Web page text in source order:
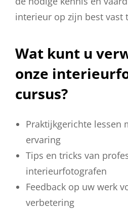
interieur op zijn best vast
Wat kunt u
onze
cursus?
Praktijkgerichte lessen
ervaring
Tips en tricks van
interieurfotografen
Feedback op uw werk
verbetering